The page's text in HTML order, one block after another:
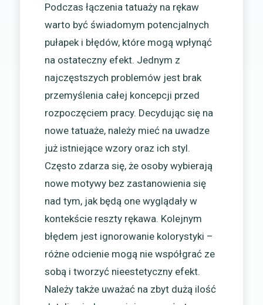
Podczas łączenia tatuaży na rękaw
warto być świadomym potencjalnych
pułapek i błędów, które mogą wpłynąć
na ostateczny efekt. Jednym z
najczęstszych problemów jest brak
przemyślenia całej koncepcji przed
rozpoczęciem pracy. Decydując się na
nowe tatuaże, należy mieć na uwadze
już istniejące wzory oraz ich styl.
Często zdarza się, że osoby wybierają
nowe motywy bez zastanowienia się
nad tym, jak będą one wyglądały w
kontekście reszty rękawa. Kolejnym
błędem jest ignorowanie kolorystyki –
różne odcienie mogą nie współgrać ze
sobą i tworzyć nieestetyczny efekt.
Należy także uważać na zbyt dużą ilość